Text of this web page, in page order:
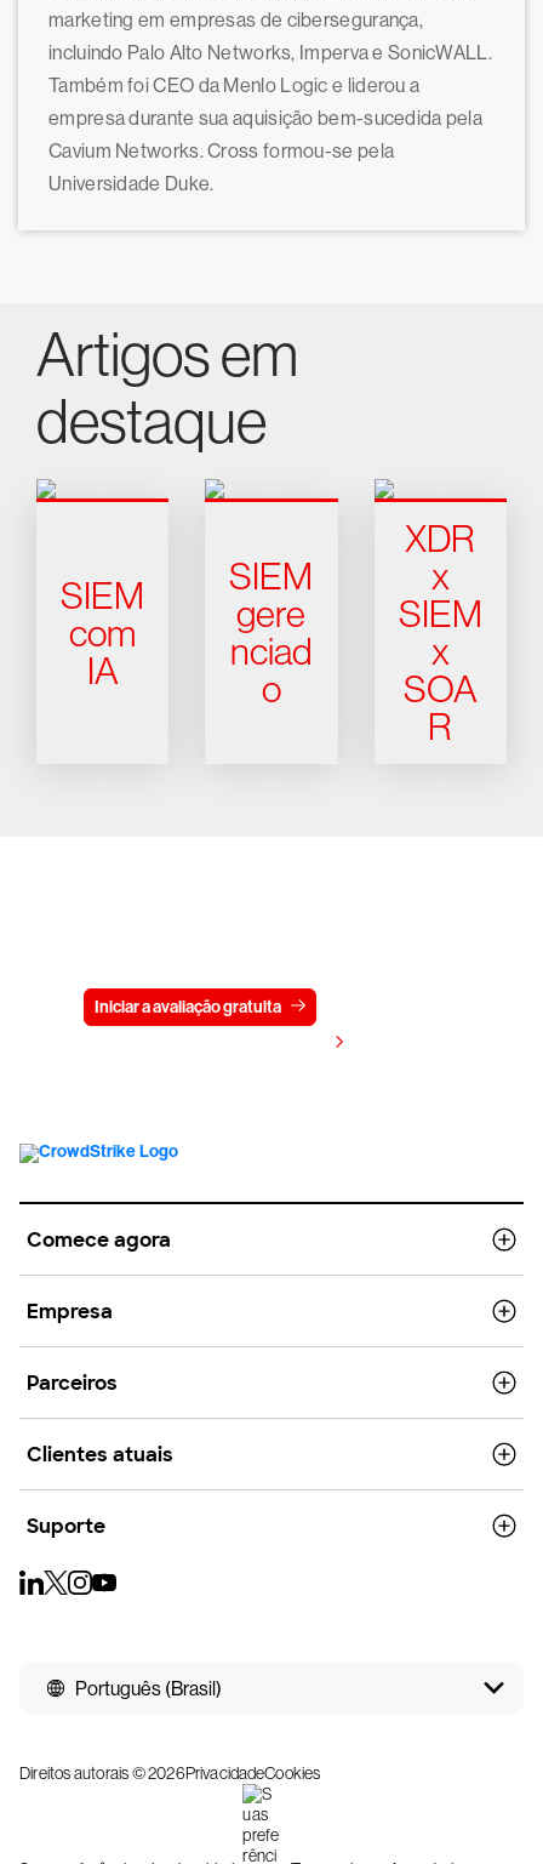
marketing em empresas de cibersegurança,
incluindo Palo Alto Networks, Imperva e SonicWALL.
Também foi CEO da Menlo Logic e liderou a
empresa durante sua aquisição bem-sucedida pela
Cavium Networks. Cross formou-se pela
Universidade Duke.
Artigos em
destaque
SIEM
com
IA
SIEM
gere
nciad
o
XDR
x
SIEM
x
SOA
R
Iniciar a avaliação gratuita
Comece agora
Empresa
Parceiros
Clientes atuais
Suporte
Português (Brasil)
Direitos autorais © 2026PrivacidadeCookies